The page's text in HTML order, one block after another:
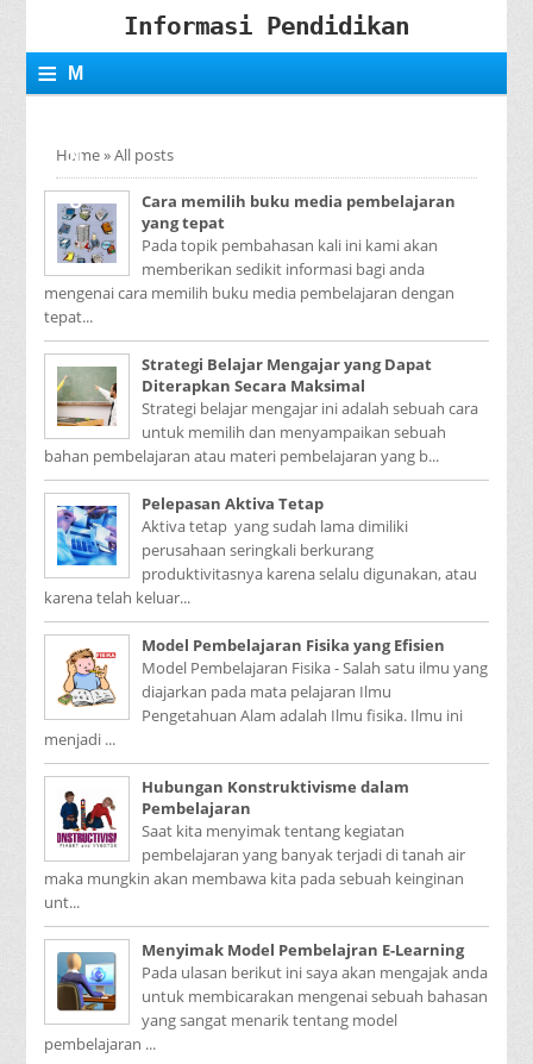
Informasi Pendidikan
≡ M
N
U
Home»All posts
Cara memilih buku media pembelajaran
yang tepat
Pada topik pembahasan kali ini kami akan
memberikan sedikit informasi bagi anda
mengenai cara memilih buku media pembelajaran dengan
tepat...
Strategi Belajar Mengajar yang Dapat
Diterapkan Secara Maksimal
Strategi belajar mengajar ini adalah sebuah cara
untuk memilih dan menyampaikan sebuah
bahan pembelajaran atau materi pembelajaran yang b...
Pelepasan Aktiva Tetap
Aktiva tetap yang sudah lama dimiliki
perusahaan seringkali berkurang
produktivitasnya karena selalu digunakan, atau
karena telah keluar...
Model Pembelajaran Fisika yang Efisien
Model Pembelajaran Fisika - Salah satu ilmu yang
diajarkan pada mata pelajaran Ilmu
Pengetahuan Alam adalah Ilmu fisika. Ilmu ini
menjadi ...
Hubungan Konstruktivisme dalam
Pembelajaran
Saat kita menyimak tentang kegiatan
pembelajaran yang banyak terjadi di tanah air
maka mungkin akan membawa kita pada sebuah keinginan
unt...
Menyimak Model Pembelajran E-Learning
Pada ulasan berikut ini saya akan mengajak anda
untuk membicarakan mengenai sebuah bahasan
yang sangat menarik tentang model
pembelajaran ...